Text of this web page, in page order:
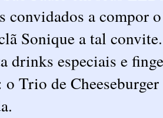
convidados a compor
Sonique a tal
drinks especiais e
o Trio de